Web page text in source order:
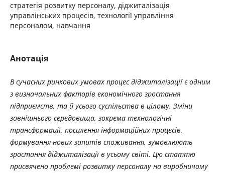
стратегія розвитку персоналу, діджиталізація
управлінських процесів, технології управління
персоналом, навчання
Анотація
В сучасних ринкових умовах процес діджиталізації є одним
з визначальних факторів економічного зростання
підприємств, та й усього суспільства в цілому. Зміни
зовнішнього середовища, зокрема технологічні
трансформації, посилення інформаційних процесів,
формування нових запитів споживання, зумовлюють
зростання діджиталізації в усьому світі. Цю статтю
присвячено проблемі розвитку персоналу на виробничому